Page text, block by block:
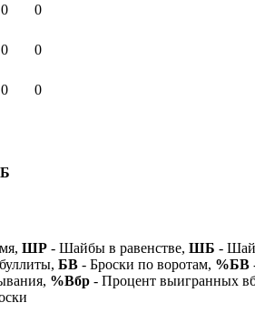
0
0
0
0
0 0
ШР - Шайбы в равенстве, ШБ -
БВ - Броски по воротам, %БВ
%Вбр - Процент выигранных